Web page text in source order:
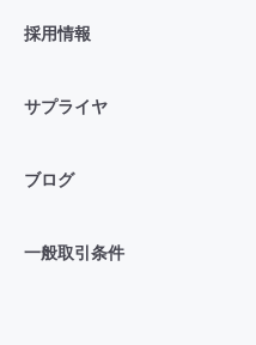
採用情報
サプライヤ
ブログ
一般取引条件